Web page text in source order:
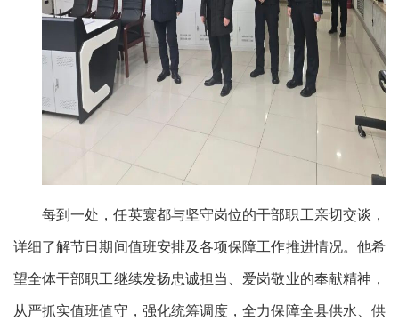
每到一处，任英寰都与坚守岗位的干部职工亲切交谈，
详细了解节日期间值班安排及各项保障工作推进情况。他希
望全体干部职工继续发扬忠诚担当、爱岗敬业的奉献精神，
从严抓实值班值守，强化统筹调度，全力保障全县供水、供